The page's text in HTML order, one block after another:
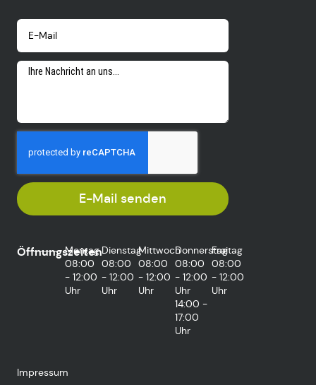
E-Mail senden
Öffnungszeiten
Montag
08:00
- 12:00
Uhr
Dienstag
08:00
- 12:00
Uhr
Mittwoch
08:00
- 12:00
Uhr
Donnerstag
08:00
- 12:00
Uhr
14:00 -
17:00
Uhr
Freitag
08:00
- 12:00
Uhr
Impressum